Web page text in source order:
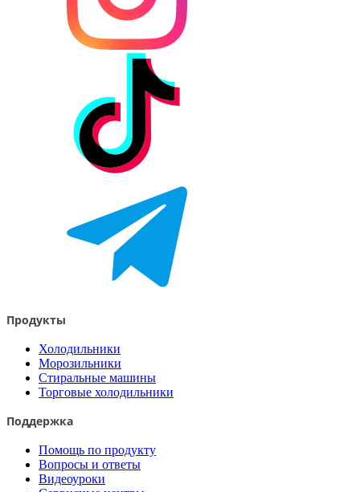
Продукты
Холодильники
Морозильники
Стиральные машины
Торговые холодильники
Поддержка
Помощь по продукту
Вопросы и ответы
Видеоуроки